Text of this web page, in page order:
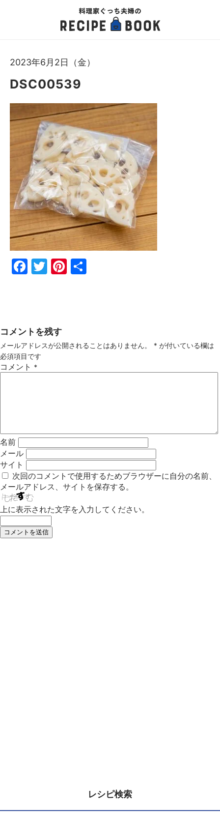
2023年6月2日（金）
DSC00539
Fac
Twi
Pin
コメントを残す
メールアドレスが公開されることはありません。 * が付いている欄は
必須項目です
コメント *
名前
メール
サイト
次回のコメントで使用するためブラウザーに自分の名前、
メールアドレス、サイトを保存する。
上に表示された文字を入力してください。
レシピ検索